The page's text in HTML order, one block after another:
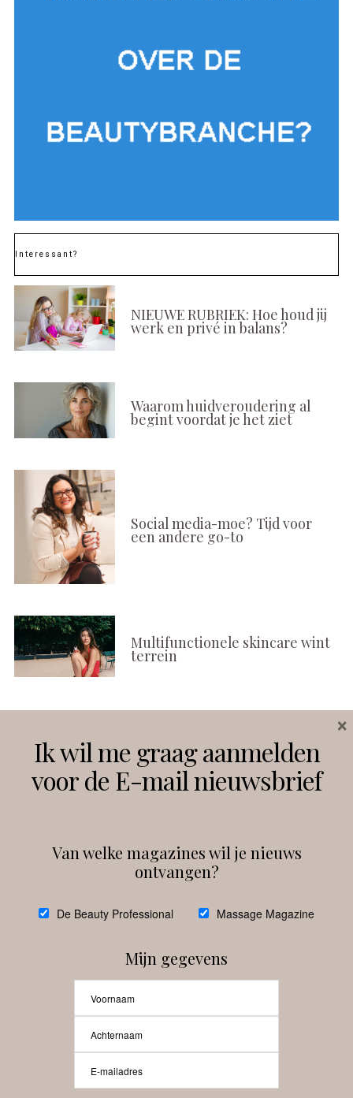
Interessant?
NIEUWE RUBRIEK: Hoe houd jij
werk en privé in balans?
Waarom huidveroudering al
begint voordat je het ziet
Social media-moe? Tijd voor
een andere go-to
Multifunctionele skincare wint
terrein
Instagram Facebook
debeautyprofessional
Beauty-Pro.nl
Ik wil me graag aanmelden
voor de E-mail nieuwsbrief
Van welke magazines wil je nieuws
ontvangen?
De Beauty Professional Massage Magazine
Mijn gegevens
×